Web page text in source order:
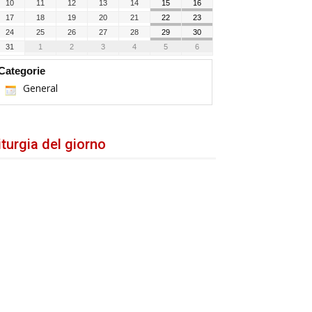
10 11 12 13 14 15
16
17
18 19 20 21 22
23
24
25 26 27 28 29
30
31
1 2 3 4 5 6
General
del giorno